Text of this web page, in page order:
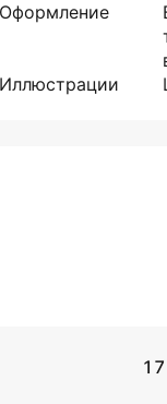
Оформление
Иллюстрации